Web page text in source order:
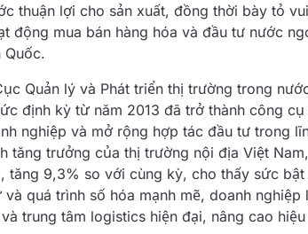
thuận lợi cho sản xuất, đồng thời bày tỏ
động mua bán hàng hóa và đầu tư nước
Quốc.
Quản lý và Phát triển thị trường trong
định kỳ từ năm 2013 đã trở thành công
nghiệp và mở rộng hợp tác đầu tư trong
tăng trưởng của thị trường nội địa Việt
tăng 9,3% so với cùng kỳ, cho thấy sức
quá trình số hóa mạnh mẽ, doanh
trung tâm logistics hiện đại, nâng cao